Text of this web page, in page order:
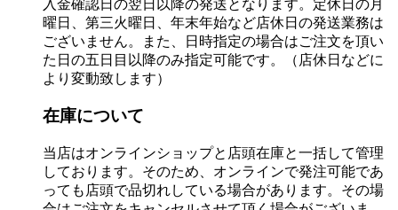
入金確認日の翌日以降の発送となります。定休日の月
曜日、第三火曜日、年末年始など店休日の発送業務は
ございません。また、日時指定の場合はご注文を頂い
た日の五日目以降のみ指定可能です。（店休日などに
より変動致します）
在庫について
当店はオンラインショップと店頭在庫と一括して管理
しております。そのため、オンラインで発注可能であ
っても店頭で品切れしている場合があります。その場